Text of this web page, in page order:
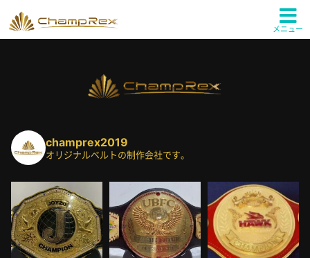
メニュー
champrex2019
オリジナルベルトの制作会社です。